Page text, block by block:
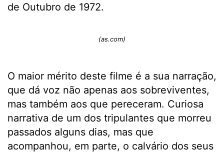
de Outubro de 1972.
(as.com)
O maior mérito deste filme é a sua narração,
que dá voz não apenas aos sobreviventes,
mas também aos que pereceram. Curiosa
narrativa de um dos tripulantes que morreu
passados alguns dias, mas que
acompanhou, em parte, o calvário dos seus